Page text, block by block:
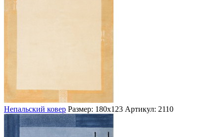
Непальский ковер Размер: 180х123 Артикул: 2110